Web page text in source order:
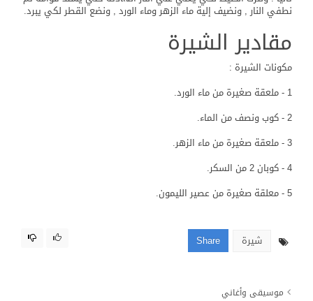
نطفي النار , ونضيف إلية ماء الزهر وماء الورد , ونضع القطر لكي يبرد.
مقادير الشيرة
مكونات الشيرة :
1 - ملعقة صغيرة من ماء الورد.
2 - كوب ونصف من الماء.
3 - ملعقة صغيرة من ماء الزهر.
4 - كوبان 2 من السكر.
5 - معلقة صغيرة من عصير الليمون.
شيرة Share
موسيقى وأغاني